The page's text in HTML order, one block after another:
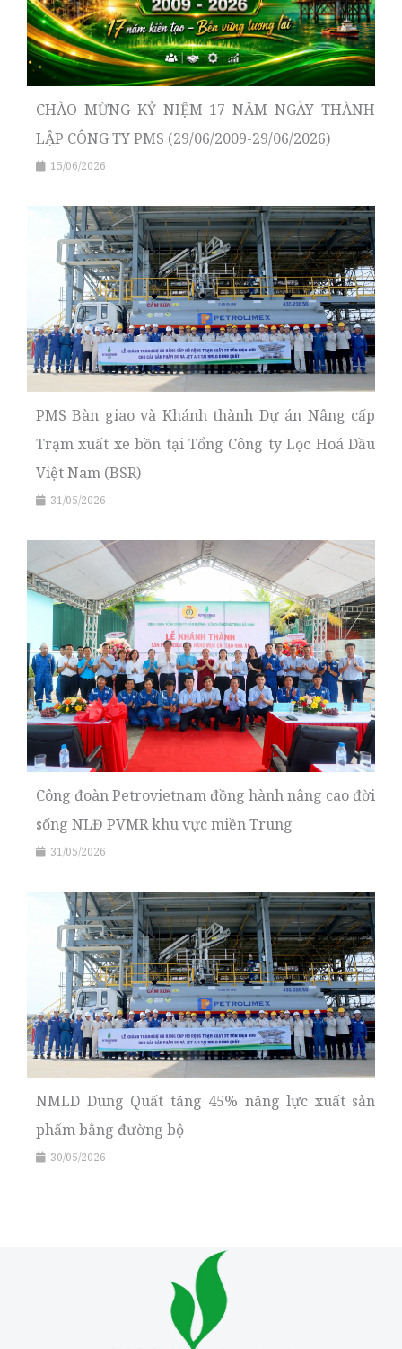
CHÀO MỪNG KỶ NIỆM 17 NĂM NGÀY THÀNH
LẬP CÔNG TY PMS (29/06/2009-29/06/2026)
15/06/2026
PMS Bàn giao và Khánh thành Dự án Nâng cấp
Trạm xuất xe bồn tại Tổng Công ty Lọc Hoá Dầu
Việt Nam (BSR)
31/05/2026
Công đoàn Petrovietnam đồng hành nâng cao đời
sống NLĐ PVMR khu vực miền Trung
31/05/2026
NMLD Dung Quất tăng 45% năng lực xuất sản
phẩm bằng đường bộ
30/05/2026